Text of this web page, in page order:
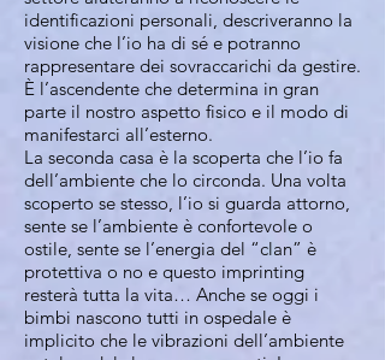
identificazioni personali, descriveranno la
visione che l’io ha di sé e potranno
rappresentare dei sovraccarichi da gestire.
È l’ascendente che determina in gran
parte il nostro aspetto fisico e il modo di
manifestarci all’esterno.
La seconda casa è la scoperta che l’io fa
dell’ambiente che lo circonda. Una volta
scoperto se stesso, l’io si guarda attorno,
sente se l’ambiente è confortevole o
ostile, sente se l’energia del “clan” è
protettiva o no e questo imprinting
resterà tutta la vita… Anche se oggi i
bimbi nascono tutti in ospedale è
implicito che le vibrazioni dell’ambiente